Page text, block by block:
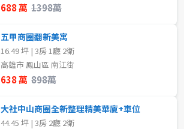
~
~
3樓
688 萬 1398萬
五甲商圈翻新美寓
16.49 坪 | 3房 1廳 2衛
高雄市 鳳山區 南江街
638 萬 898萬
大社中山商圈全新整理精美華廈+車位
44.45 坪 | 3房 2廳 2衛